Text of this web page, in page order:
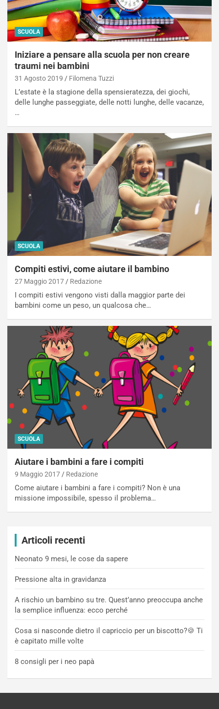
SCUOLA
Iniziare a pensare alla scuola per non creare
traumi nei bambini
31 Agosto 2019 Filomena Tuzzi
L’estate è la stagione della spensieratezza, dei giochi,
delle lunghe passeggiate, delle notti lunghe, delle vacanze,
…
SCUOLA
Compiti estivi, come aiutare il bambino
27 Maggio 2017 Redazione
I compiti estivi vengono visti dalla maggior parte dei
bambini come un peso, un qualcosa che…
SCUOLA
Aiutare i bambini a fare i compiti
9 Maggio 2017 Redazione
Come aiutare i bambini a fare i compiti? Non è una
missione impossibile, spesso il problema…
Articoli recenti
Neonato 9 mesi, le cose da sapere
Pressione alta in gravidanza
A rischio un bambino su tre. Quest’anno preoccupa anche
la semplice influenza: ecco perché
Cosa si nasconde dietro il capriccio per un biscotto?🍪 Ti
è capitato mille volte
8 consigli per i neo papà